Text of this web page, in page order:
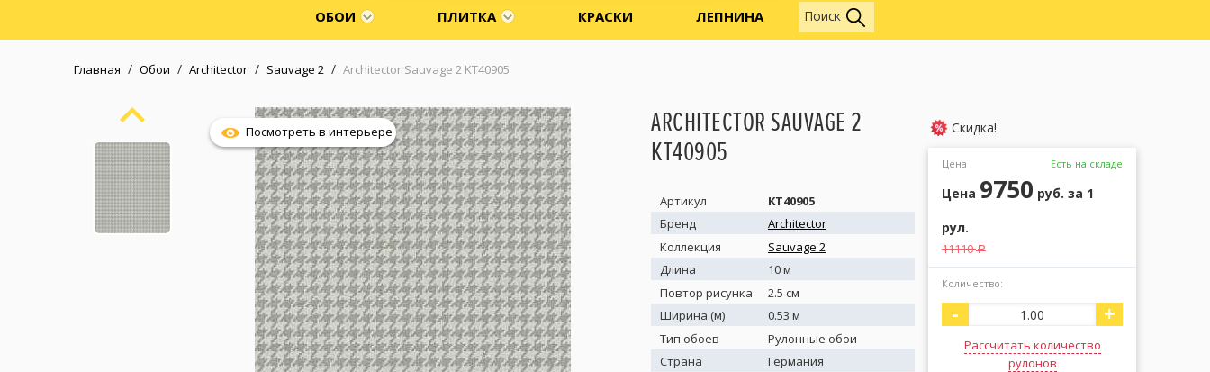
Избранное:0 товаров
Каталог
Компания
Личный кабинет
Заказать обратный звонок
ОБОИ ПЛИТКА КРАСКИ ЛЕПНИНА Обои
Поиск
Главная / Обои / Architector / Sauvage 2 / Architector Sauvage 2 KT40905
Посмотреть в интерьере
ARCHITECTOR SAUVAGE 2
KT40905
Артикул
KT40905
Бренд
Architector
Коллекция
Sauvage 2
Длина
10 м
Повтор рисунка
2.5 см
Ширина (м)
0.53 м
Тип обоев
Рулонные обои
Страна
Германия
Скидка!
Цена Есть на складе
Цена 9750 руб. за 1
рул.
11110a
Количество:
- +
Рассчитать количество
рулонов